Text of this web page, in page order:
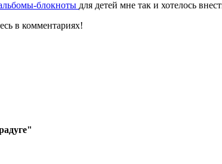
блокноты для детей мне так и хотелось
в комментариях!